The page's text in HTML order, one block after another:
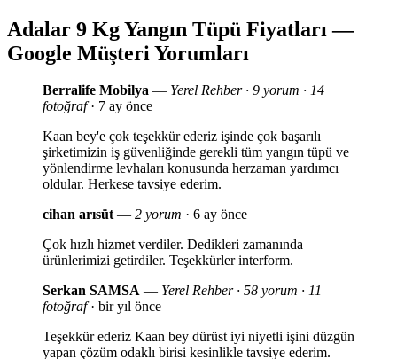
Adalar 9 Kg Yangın Tüpü Fiyatları —
Google Müşteri Yorumları
Berralife Mobilya — Yerel Rehber · 9 yorum · 14
fotoğraf· 7 ay önce
Kaan bey'e çok teşekkür ederiz işinde çok başarılı
şirketimizin iş güvenliğinde gerekli tüm yangın tüpü ve
yönlendirme levhaları konusunda herzaman yardımcı
oldular. Herkese tavsiye ederim.
cihan arısüt— 2 yorum · 6 ay önce
Çok hızlı hizmet verdiler. Dedikleri zamanında
ürünlerimizi getirdiler. Teşekkürler interform.
Serkan SAMSA — Yerel Rehber · 58 yorum · 11
fotoğraf· bir yıl önce
Teşekkür ederiz Kaan bey dürüst iyi niyetli işini düzgün
yapan çözüm odaklı birisi kesinlikle tavsiye ederim.